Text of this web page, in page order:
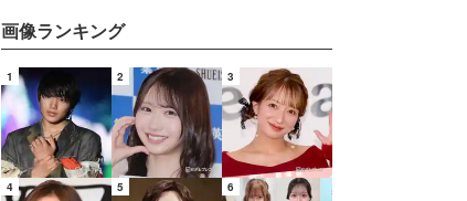
画像ランキング
1 2 3
4 5 6